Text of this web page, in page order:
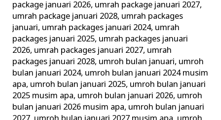
package januari 2026, umrah package januari 2027,
umrah package januari 2028, umrah packages
januari, umrah packages januari 2024, umrah
packages januari 2025, umrah packages januari
2026, umrah packages januari 2027, umrah
packages januari 2028, umroh bulan januari, umroh
bulan januari 2024, umroh bulan januari 2024 musim
apa, umroh bulan januari 2025, umroh bulan januari
2025 musim apa, umroh bulan januari 2026, umroh
bulan januari 2026 musim apa, umroh bulan januari